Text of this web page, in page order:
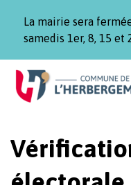
La mairie sera
samedis 1er, 8, 15 et
Aller
Aller
contenu
Aller
pied